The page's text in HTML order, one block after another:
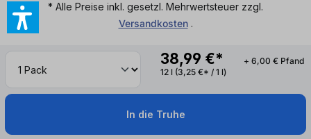
38,99 €*
+ 6,00 € Pfand
12 l (3,25 €* / 1 l)
In die Truhe
* Alle Preise inkl. gesetzl. Mehrwertsteuer zzgl.
Versandkosten.